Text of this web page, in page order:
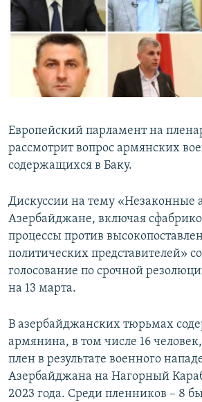
Հայերեն
English
Русский
Европейский парламент на
рассмотрит вопрос армянских
содержащихся в Баку.
Дискуссии на тему «Незаконные
Азербайджане, включая
процессы против
политических представителей»
голосование по срочной
на 13 марта.
В азербайджанских тюрьмах
армянина, в том числе 16
плен в результате военного
Азербайджана на Нагорный
2023 года. Среди пленников – 8